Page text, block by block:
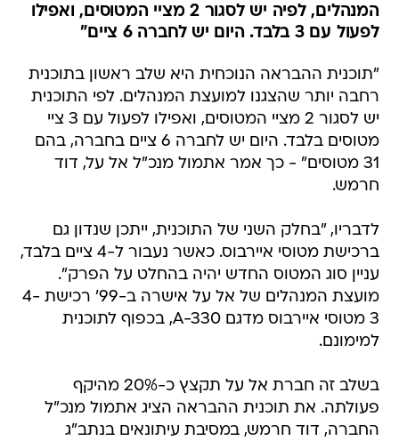
המנהלים, לפיה יש לסגור 2 מציי המטוסים, ואפילו
לפעול עם 3 בלבד. היום יש לחברה 6 ציים"
"תוכנית ההבראה הנוכחית היא שלב ראשון בתוכנית
רחבה יותר שהצגנו למועצת המנהלים. לפי התוכנית
יש לסגור 2 מציי המטוסים, ואפילו לפעול עם 3 ציי
מטוסים בלבד. היום יש לחברה 6 ציים בחברה, בהם
31 מטוסים" - כך אמר אתמול מנכ"ל אל על, דוד
חרמש.
לדבריו, "בחלק השני של התוכנית, ייתכן שנדון גם
ברכישת מטוסי איירבוס. כאשר נעבור ל-4 ציים בלבד,
עניין סוג המטוס החדש יהיה בהחלט על הפרק".
מועצת המנהלים של אל על אישרה ב-99' רכישת 4-
3 מטוסי איירבוס מדגם A-330, בכפוף לתוכנית
למימונם.
בשלב זה חברת אל על תקצץ כ-20% מהיקף
פעולתה. את תוכנית ההבראה הציג אתמול מנכ"ל
החברה, דוד חרמש, במסיבת עיתונאים בנתב"ג